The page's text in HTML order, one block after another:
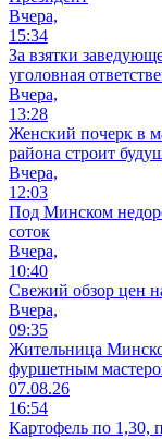
Вчера,
15:34
За взятки
уголовная
Вчера,
13:28
Женский почерк в
района строит
Вчера,
12:03
Под Минском
соток
Вчера,
10:40
Свежий обзор цен
Вчера,
09:35
Жительница
фуршетным
07.08.26
16:54
Картофель по